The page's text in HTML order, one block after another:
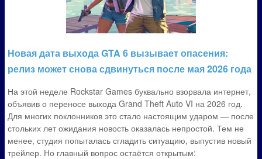
Новая дата выхода GTA 6 вызывает опасения:
релиз может снова сдвинуться после мая 2026 года
На этой неделе Rockstar Games буквально взорвала интернет,
объявив о переносе выхода Grand Theft Auto VI на 2026 год.
Для многих поклонников это стало настоящим ударом — после
стольких лет ожидания новость оказалась непростой. Тем не
менее, студия попыталась сгладить ситуацию, выпустив новый
трейлер. Но главный вопрос остаётся открытым: